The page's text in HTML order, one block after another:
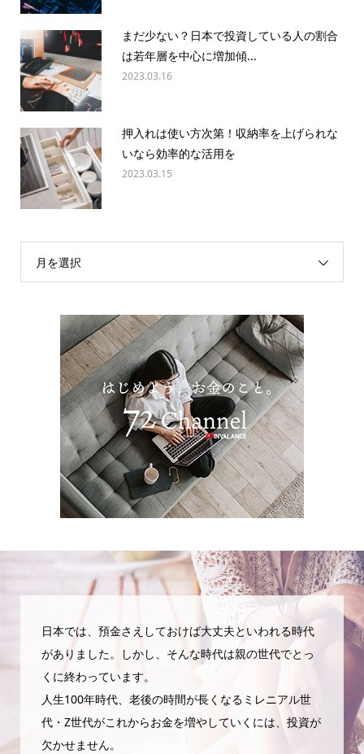
まだ少ない？日本で投資している人の割合
は若年層を中心に増加傾...
2023.03.16
押入れは使い方次第！収納率を上げられな
いなら効率的な活用を
2023.03.15
月を選択
日本では、預金さえしておけば大丈夫といわれる時代
がありました。しかし、そんな時代は親の世代でとっ
くに終わっています。
人生100年時代、老後の時間が長くなるミレニアル世
代・Z世代がこれからお金を増やしていくには、投資が
欠かせません。